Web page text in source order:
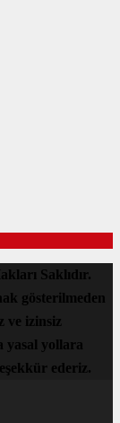
Saklıdır.
gösterilmeden
ve izinsiz
yasal yollara
ederiz.